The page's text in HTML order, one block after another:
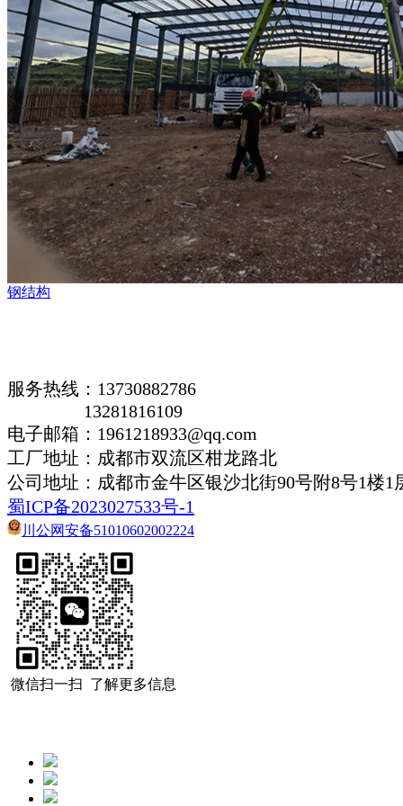
钢结构
服务热线：13730882786
13281816109
电子邮箱：1961218933@qq.com
工厂地址：成都市双流区柑龙路北
公司地址： 成都市金牛区银沙北街90号附8号1楼1
蜀ICP备2023027533号-1
川公网安备51010602002224
微信扫一扫 了解更多信息